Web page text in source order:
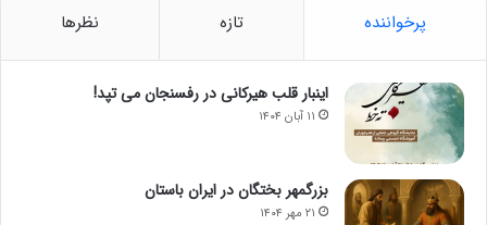
پرخواننده تازه نظرها
اینبار قلب هیرکانی در رفسنجان می تپد!
۱۱ آبان ۱۴۰۴
بزرگمهر بختگان در ایران باستان
۲۱ مهر ۱۴۰۴